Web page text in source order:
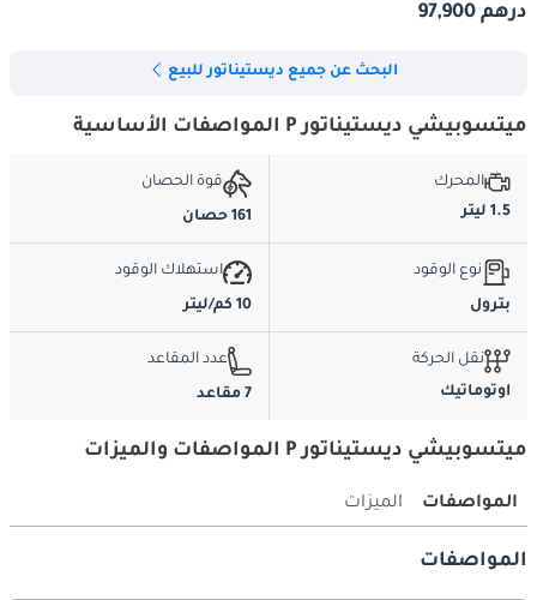
درهم 97,900
البحث عن جميع ديستيناتور للبيع
ميتسوبيشي ديستيناتور P المواصفات الأساسية
المحرك
1.5 ليتر
قوة الحصان
161 حصان
نوع الوقود
بترول
استهلاك الوقود
10 كم/ليتر
نقل الحركة
اوتوماتيك
عدد المقاعد
7 مقاعد
ميتسوبيشي ديستيناتور P المواصفات والميزات
المواصفات الميزات
المواصفات